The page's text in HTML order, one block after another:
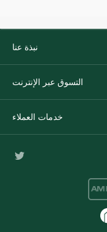
نبذة عنا
التسوق عبر الإنترنت
خدمات العملاء